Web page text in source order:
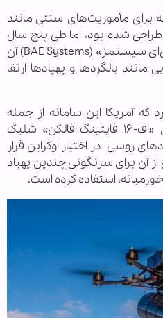
برای مأموریت‌های سنتی مانند
شده بود، اما طی پنج سال
گذشته شرکت سازنده آن «بی‌ای‌ای سیستمز» (BAE Systems) آن
مانند بالگردها و پهپادها ارتقا
که آمریکا این سامانه از جمله
نسخه‌هایی که از جنگنده‌های «اف-۱۶ فایتینگ فالکن» شلیک
روسی در اختیار اوکراین قرار
آن برای سرنگونی چندین پهپاد
استفاده کرده است.